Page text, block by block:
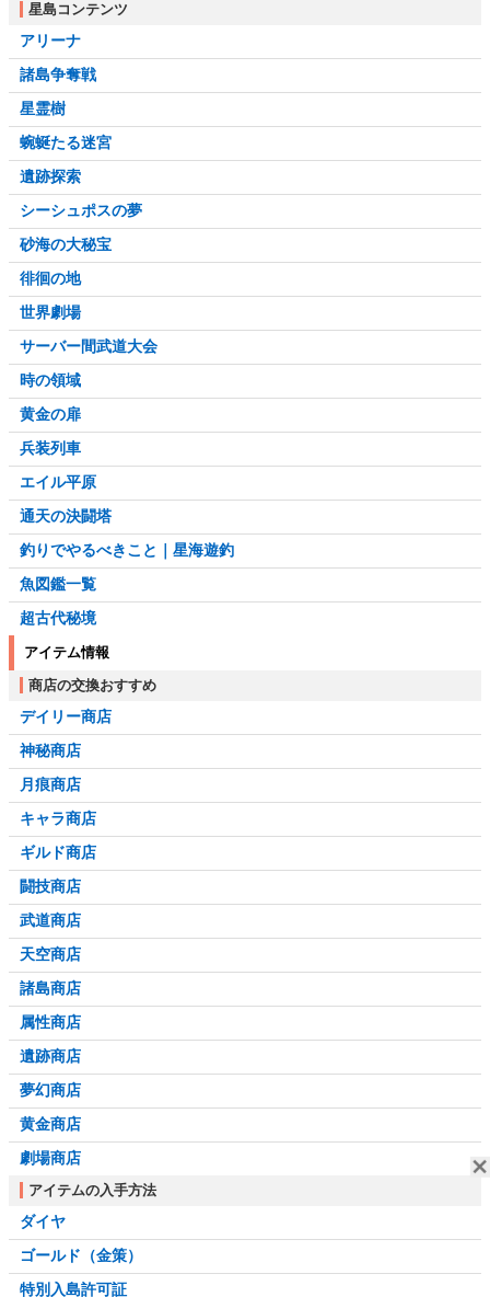
星島コンテンツ
アリーナ
諸島争奪戦
星霊樹
蜿蜒たる迷宮
遺跡探索
シーシュポスの夢
砂海の大秘宝
徘徊の地
世界劇場
サーバー間武道大会
時の領域
黄金の扉
兵装列車
エイル平原
通天の決闘塔
釣りでやるべきこと｜星海遊釣
魚図鑑一覧
超古代秘境
アイテム情報
商店の交換おすすめ
デイリー商店
神秘商店
月痕商店
キャラ商店
ギルド商店
闘技商店
武道商店
天空商店
諸島商店
属性商店
遺跡商店
夢幻商店
黄金商店
劇場商店
アイテムの入手方法
ダイヤ
ゴールド（金策）
特別入島許可証